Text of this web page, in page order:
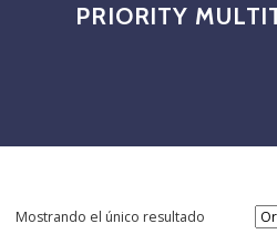
PRIORITY
Mostrando el único resultado